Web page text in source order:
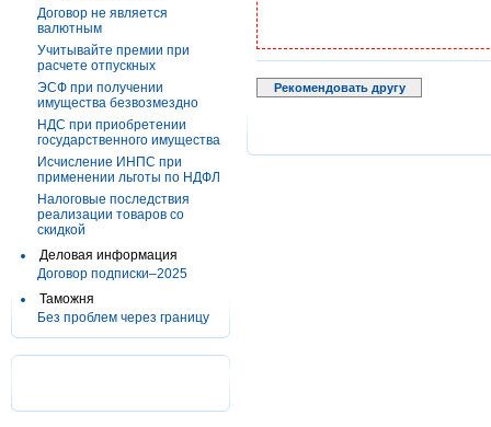
Договор не является
валютным
Учитывайте премии при
расчете отпускных
ЭСФ при получении
имущества безвозмездно
НДС при приобретении
государственного имущества
Исчисление ИНПС при
применении льготы по НДФЛ
Налоговые последствия
реализации товаров со
скидкой
Деловая информация
Договор подписки–2025
Таможня
Без проблем через границу
Рекомендовать другу